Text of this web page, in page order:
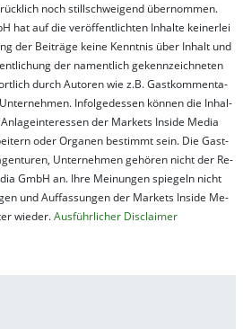
noch stil­lschwei­gend über­nom­men.
hat auf die ver­öf­fent­lich­ten In­hal­te kei­ner­lei
der Bei­trä­ge kei­ne Ken­nt­nis über In­halt und
der na­ment­lich ge­kenn­zeich­net­en
durch Au­tor­en wie z.B. Gast­kom­men­ta­
In­fol­ge­des­sen kön­nen die In­hal­
der Mar­kets In­side Me­dia
oder Or­ga­nen be­stim­mt sein. Die Gast­
Un­ter­neh­men ge­hör­en nicht der Re­
GmbH an. Ihre Mei­nung­en spie­geln nicht
und Auf­fas­sung­en der Mar­kets In­side Me­
wie­der.Aus­führ­lich­er Dis­clai­mer